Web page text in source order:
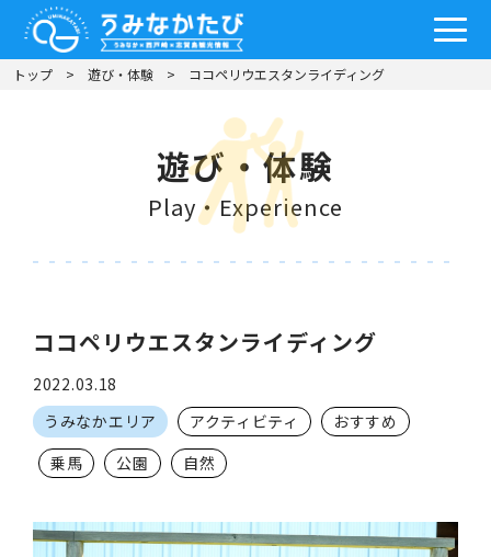
トップ 遊び・体験 ココペリウエスタンライディング
遊び・体験
Play・Experience
ココペリウエスタンライディング
2022.03.18
うみなかエリア
アクティビティ
おすすめ
乗馬
公園 自然